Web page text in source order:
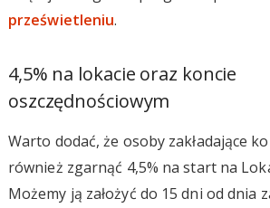
prześwietleniu.
4,5% na lokacie oraz koncie
oszczędnościowym
Warto dodać, że osoby zakładające
również zgarnąć 4,5% na start na
Możemy ją założyć do 15 dni od dnia